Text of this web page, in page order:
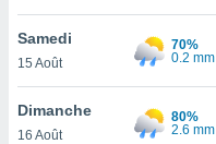
votre
à
en
le
Samedi
15 Août
70%
0.2 mm
Dimanche
16 Août
80%
2.6 mm